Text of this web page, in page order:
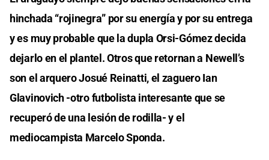
hinchada “rojinegra” por su energía y por su entrega
y es muy probable que la dupla Orsi-Gómez decida
dejarlo en el plantel. Otros que retornan a Newell’s
son el arquero Josué Reinatti, el zaguero Ian
Glavinovich -otro futbolista interesante que se
recuperó de una lesión de rodilla- y el
mediocampista Marcelo Sponda.